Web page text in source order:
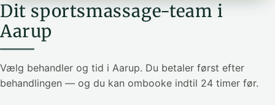
Dit sportsmassage-team i
Aarup
Vælg behandler og tid i Aarup. Du betaler først efter
behandlingen — og du kan ombooke indtil 24 timer før.